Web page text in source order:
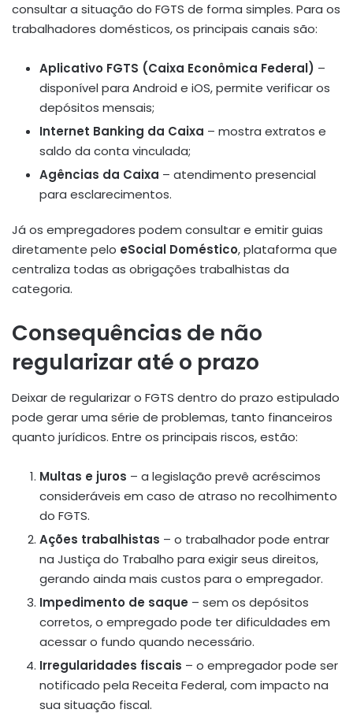
consultar a situação do FGTS de forma simples. Para os
trabalhadores domésticos, os principais canais são:
Aplicativo FGTS (Caixa Econômica Federal) –
disponível para Android e iOS, permite verificar os
depósitos mensais;
Internet Banking da Caixa – mostra extratos e
saldo da conta vinculada;
Agências da Caixa – atendimento presencial
para esclarecimentos.
Já os empregadores podem consultar e emitir guias
diretamente pelo eSocial Doméstico, plataforma que
centraliza todas as obrigações trabalhistas da
categoria.
Consequências de não
regularizar até o prazo
Deixar de regularizar o FGTS dentro do prazo estipulado
pode gerar uma série de problemas, tanto financeiros
quanto jurídicos. Entre os principais riscos, estão:
Multas e juros – a legislação prevê acréscimos
consideráveis em caso de atraso no recolhimento
do FGTS.
Ações trabalhistas – o trabalhador pode entrar
na Justiça do Trabalho para exigir seus direitos,
gerando ainda mais custos para o empregador.
Impedimento de saque – sem os depósitos
corretos, o empregado pode ter dificuldades em
acessar o fundo quando necessário.
Irregularidades fiscais – o empregador pode ser
notificado pela Receita Federal, com impacto na
sua situação fiscal.